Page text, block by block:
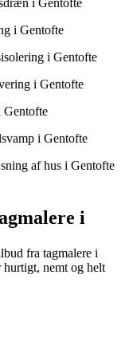
i Gentofte
i Gentofte
i Gentofte
i Gentofte
Gentofte
i Gentofte
af hus i Gentofte
i
fra tagmalere i
hurtigt, nemt og helt